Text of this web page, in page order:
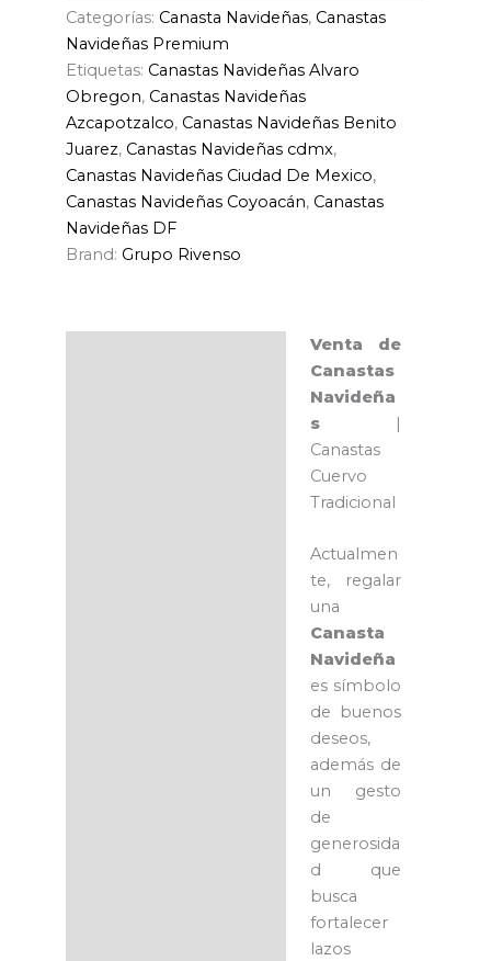
Categorías: Canasta Navideñas, Canastas
Navideñas Premium
Etiquetas: Canastas Navideñas Alvaro
Obregon, Canastas Navideñas
Azcapotzalco, Canastas Navideñas Benito
Juarez, Canastas Navideñas cdmx,
Canastas Navideñas Ciudad De Mexico,
Canastas Navideñas Coyoacán, Canastas
Navideñas DF
Brand: Grupo Rivenso
Venta de
Canastas
Navideña
s|
Canastas
Cuervo
Tradicional
Actualmen
te, regalar
una
Canasta
Navideña
es símbolo
de buenos
deseos,
además de
un gesto
de
generosida
d que
busca
fortalecer
lazos